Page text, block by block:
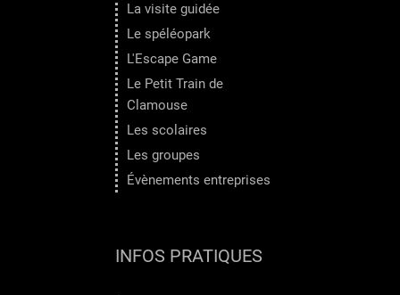
La visite guidée
Le spéléopark
L'Escape Game
Le Petit Train de
Clamouse
Les scolaires
Les groupes
Évènements entreprises
INFOS PRATIQUES